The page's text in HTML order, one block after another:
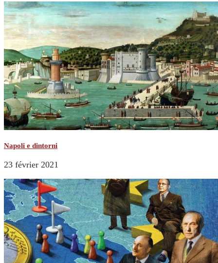
Napoli e dintorni
23 février 2021